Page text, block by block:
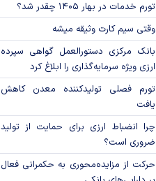
تورم خدمات در بهار ۱۴۰۵ چقدر شد؟
وقتی سیم کارت وثیقه میشه
بانک مرکزی دستورالعمل گواهی سپرده
ارزی ویژه سرمایه‌گذاری را ابلاغ کرد
تورم فصلی تولیدکننده معدن کاهش
یافت
چرا انضباط ارزی برای حمایت از تولید
ضروری است؟
حرکت از مزایده‌محوری به حکمرانی فعال